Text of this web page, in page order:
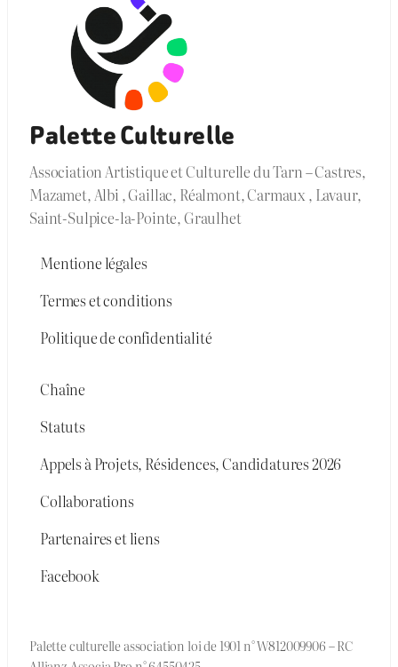
Palette Culturelle
Association Artistique et Culturelle du Tarn – Castres,
Mazamet, Albi , Gaillac, Réalmont, Carmaux , Lavaur,
Saint-Sulpice-la-Pointe, Graulhet
Mentione légales
Termes et conditions
Politique de confidentialité
Chaîne
Statuts
Appels à Projets, Résidences, Candidatures 2026
Collaborations
Partenaires et liens
Facebook
Palette culturelle association loi de 1901 n° W812009906 – RC